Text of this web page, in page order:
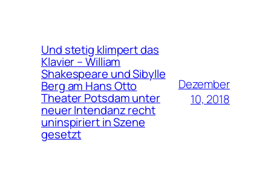
Und stetig klimpert das
Klavier – William
Shakespeare und Sibylle
Berg am Hans Otto
Theater Potsdam unter
neuer Intendanz recht
uninspiriert in Szene
gesetzt
Dezember
10, 2018